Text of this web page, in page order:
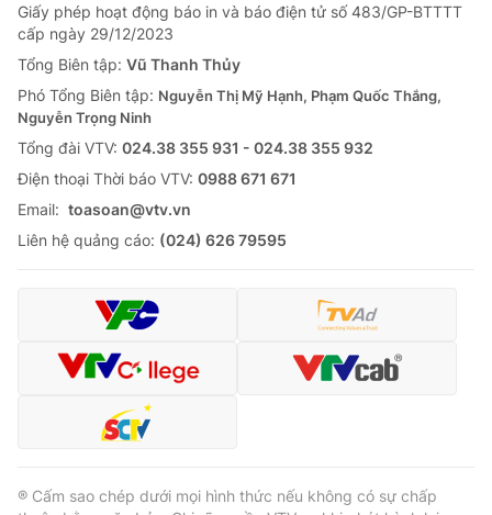
Giấy phép hoạt động báo in và báo điện tử số 483/GP-BTTTT
cấp ngày 29/12/2023
Tổng Biên tập: Vũ Thanh Thủy
Phó Tổng Biên tập: Nguyễn Thị Mỹ Hạnh, Phạm Quốc Thắng,
Nguyễn Trọng Ninh
Tổng đài VTV: 024.38 355 931 - 024.38 355 932
Ðiện thoại Thời báo VTV: 0988 671 671
Email: toasoan@vtv.vn
Liên hệ quảng cáo: (024) 626 79595
® Cấm sao chép dưới mọi hình thức nếu không có sự chấp